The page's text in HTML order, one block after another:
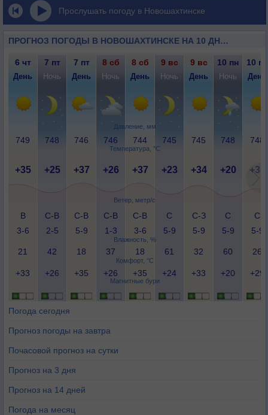
Прослушать погоду в Новошахтинске
ПРОГНОЗ ПОГОДЫ В НОВОШАХТИНСКЕ НА 10 ДНЕЙ
Давление, мм
Температура, °C
Ветер, метр/с
Влажность, %
Комфорт, °C
Магнитные бури
6 чт 7 пт 7 пт 8 сб 8 сб 9 вс 9 вс 10 пн 10 пн
День Ночь День Ночь День Ночь День Ночь День
749 748 746 746 744 745 745 748 748
+35 +25 +37 +26 +37 +23 +34 +20 +30
В
3-6
С-В
2-5
С-В
5-9
С-В
1-3
С-В
3-6
С
5-9
С-З
5-9
С
5-9
С
5-9
21 42 18 37 18 61 32 60 26
+33 +26 +35 +26 +35 +24 +33 +20 +29
Погода сегодня
Прогноз погоды на завтра
Почасовой прогноз на сутки
Прогноз на 3 дня
Прогноз на 14 дней
Погода на месяц